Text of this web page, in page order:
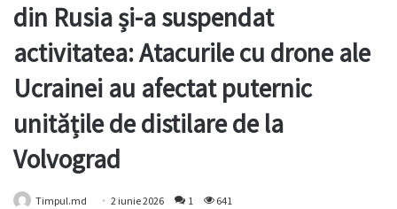
din Rusia și-a suspendat
activitatea: Atacurile cu drone ale
Ucrainei au afectat puternic
unitățile de distilare de la
Volvograd
Timpul.md 2 iunie 2026 1 641